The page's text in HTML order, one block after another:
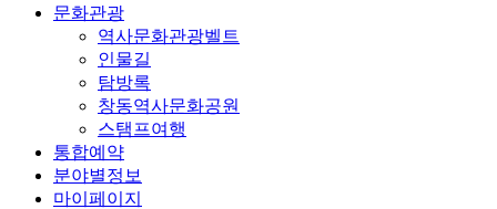
문화관광
역사문화관광벨트
인물길
탐방록
창동역사문화공원
스탬프여행
통합예약
분야별정보
마이페이지